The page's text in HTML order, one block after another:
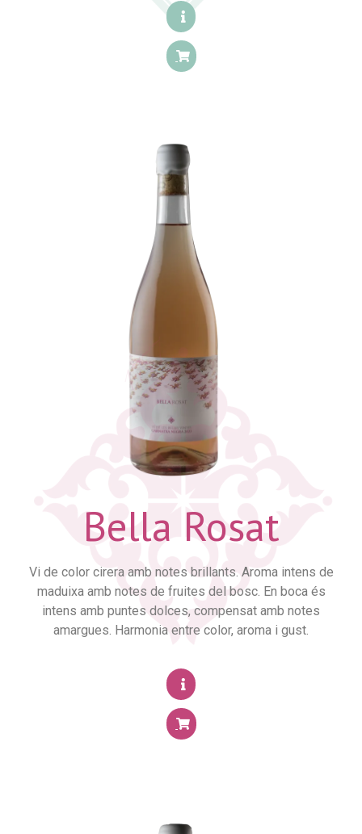
Bella Rosat
Vi de color cirera amb notes brillants. Aroma intens de
maduixa amb notes de fruites del bosc. En boca és
intens amb puntes dolces, compensat amb notes
amargues. Harmonia entre color, aroma i gust.